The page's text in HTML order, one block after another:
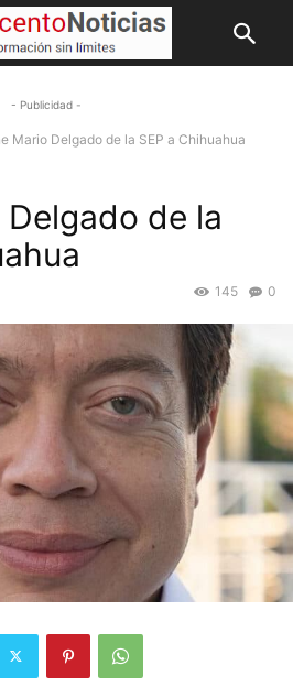
- Publicidad -
Mario Delgado de la SEP a Chihuahua
de la
0
145